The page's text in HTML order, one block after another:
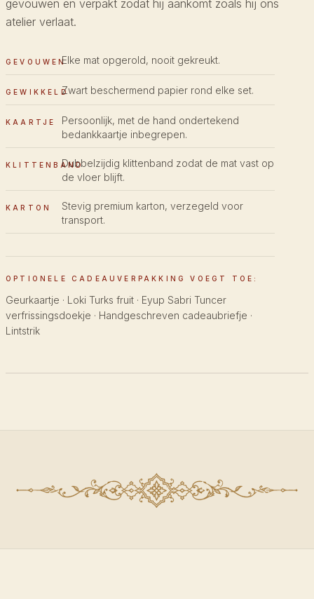
gevouwen en verpakt zodat hij aankomt zoals hij ons
atelier verlaat.
GEVOUWENElke mat opgerold, nooit gekreukt.
GEWIKKELDZwart beschermend papier rond elke set.
KAARTJE
Persoonlijk, met de hand ondertekend
bedankkaartje inbegrepen.
KLITTENBANDDubbelzijdig klittenband zodat de mat vast op
de vloer blijft.
KARTON
Stevig premium karton, verzegeld voor
transport.
OPTIONELE CADEAUVERPAKKING VOEGT TOE:
Geurkaartje · Loki Turks fruit · Eyup Sabri Tuncer
verfrissingsdoekje · Handgeschreven cadeaubriefje ·
Lintstrik